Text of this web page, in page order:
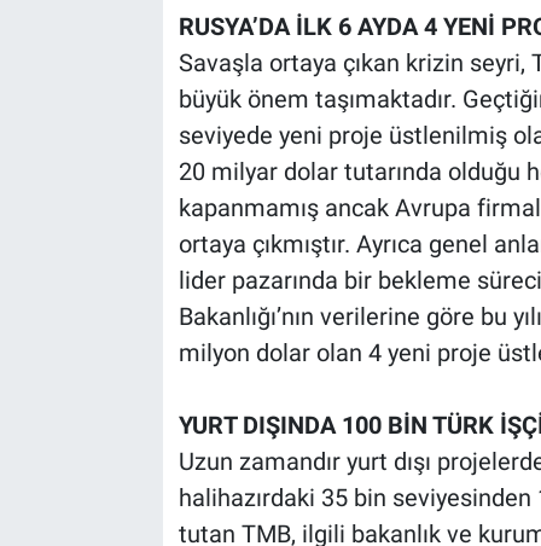
RUSYA’DA İLK 6 AYDA 4 YENİ
Savaşla ortaya çıkan krizin
büyük önem taşımaktadır.
seviyede yeni proje üstlenilmiş
20 milyar dolar tutarında olduğu
kapanmamış ancak Avrupa
ortaya çıkmıştır. Ayrıca genel
lider pazarında bir bekleme
Bakanlığı’nın verilerine göre bu
milyon dolar olan 4 yeni proje
YURT DIŞINDA 100 BİN TÜRK
Uzun zamandır yurt dışı
halihazırdaki 35 bin seviyesinden
tutan TMB, ilgili bakanlık ve